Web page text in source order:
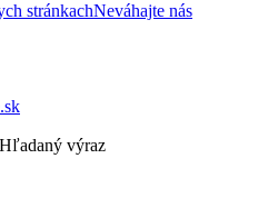
stránkachNeváhajte nás
Hľadaný výraz